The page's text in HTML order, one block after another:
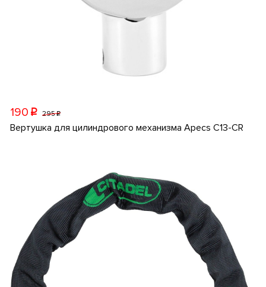
190 p 295p
Вертушка для цилиндрового механизма Apecs C13-CR